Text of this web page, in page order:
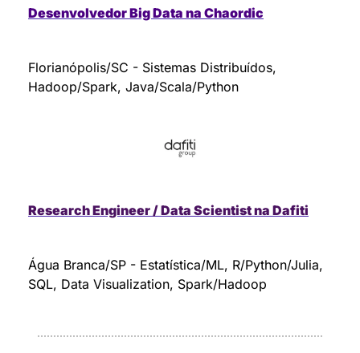
Desenvolvedor Big Data na Chaordic
Florianópolis/SC - Sistemas Distribuídos,
Hadoop/Spark, Java/Scala/Python
Research Engineer / Data Scientist na Dafiti
Água Branca/SP - Estatística/ML, R/Python/Julia,
SQL, Data Visualization, Spark/Hadoop